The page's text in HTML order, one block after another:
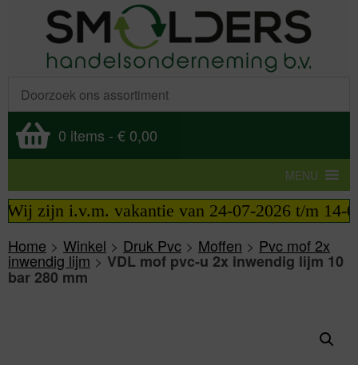
0 items - € 0,00
MENU
zijn i.v.m. vakantie van 24-07-2026 t/m 14-
Home > Winkel > Druk Pvc > Moffen > Pvc mof 2x
inwendig lijm>VDL mof pvc-u 2x inwendig lijm 10
bar 280 mm